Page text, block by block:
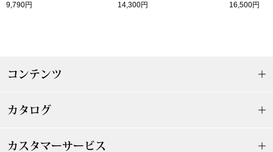
プ
ス
ザ･ノース･フ
9,790円
14,300円
16,500円
コンテンツ
カタログ
カスタマーサービス